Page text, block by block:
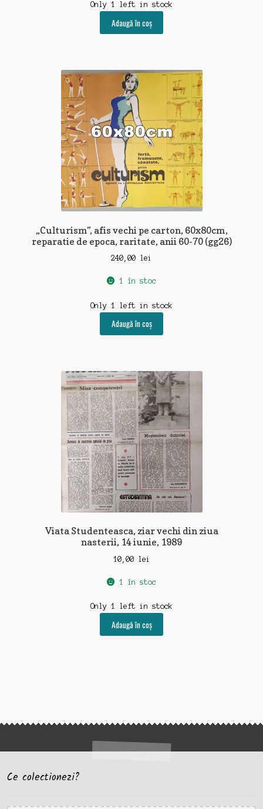
Only 1 left in stock
Adaugă în coș
„Culturism”, afis vechi pe carton, 60x80cm,
reparatie de epoca, raritate, anii 60-70 (gg26)
240,00 lei
1 în stoc
Only 1 left in stock
Adaugă în coș
Viata Studenteasca, ziar vechi din ziua
nasterii, 14 iunie, 1989
10,00 lei
1 în stoc
Only 1 left in stock
Adaugă în coș
Ce colectionezi?